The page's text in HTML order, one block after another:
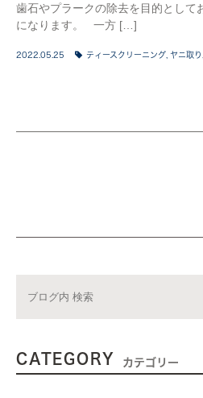
歯石やプラークの除去を目的として
になります。 一方 […]
2022.05.25 ティースクリーニング ヤニ取り
CATEGORY カテゴリー